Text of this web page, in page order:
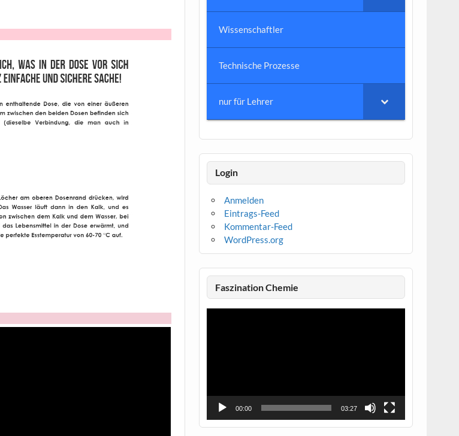
Wissenschaftler
Technische Prozesse
nur für Lehrer
Login
Anmelden
Eintrags-Feed
Kommentar-Feed
WordPress.org
Faszination Chemie
Video-
00:00 03:27